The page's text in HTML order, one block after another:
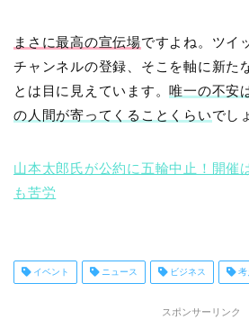
まさに最高の宣伝場ですよね。ツイ
チャンネルの登録、そこを軸に新た
とは目に見えています。唯一の不安
の人間が寄ってくることくらいでし
山本太郎氏が公約に五輪中止！開催
も苦労
イベント ニュース ビジネス 考
スポンサーリンク